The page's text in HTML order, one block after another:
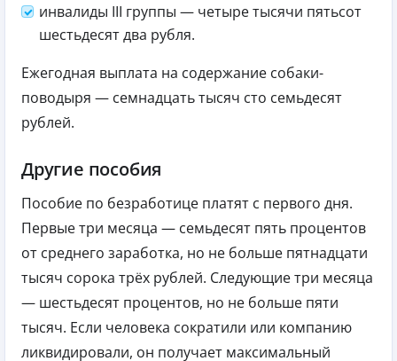
инвалиды III группы — четыре тысячи пятьсот
шестьдесят два рубля.
Ежегодная выплата на содержание собаки-
поводыря — семнадцать тысяч сто семьдесят
рублей.
Другие пособия
Пособие по безработице платят с первого дня.
Первые три месяца — семьдесят пять процентов
от среднего заработка, но не больше пятнадцати
тысяч сорока трёх рублей. Следующие три месяца
— шестьдесят процентов, но не больше пяти
тысяч. Если человека сократили или компанию
ликвидировали, он получает максимальный